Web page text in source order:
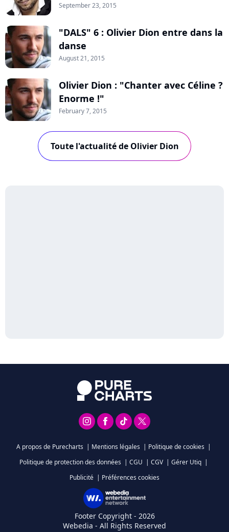
September 23, 2015
"DALS" 6 : Olivier Dion entre dans la
danse
August 21, 2015
Olivier Dion : "Chanter avec Céline ?
Enorme !"
February 7, 2015
Toute l'actualité de Olivier Dion
A propos de Purecharts | Mentions légales | Politique de cookies |
Politique de protection des données | CGU | CGV | Gérer Utiq |
Publicité | Préférences cookies
Footer Copyright - 2026
Webedia - All Rights Reserved